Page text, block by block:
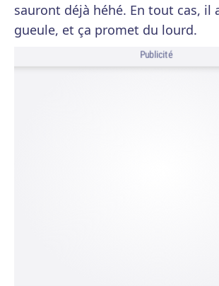
sauront déjà héhé. En tout cas, il
gueule, et ça promet du lourd.
Publicité